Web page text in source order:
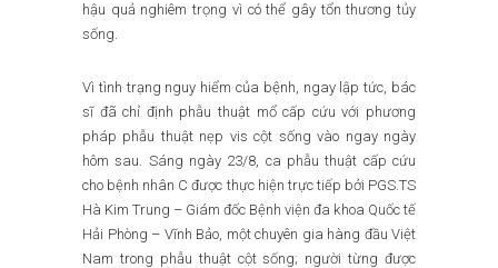
hậu quả nghiêm trọng vì có thể gây tổn thương tủy
sống.
Vì tình trạng nguy hiểm của bệnh, ngay lập tức, bác
sĩ đã chỉ định phẫu thuật mổ cấp cứu với phương
pháp phẫu thuật nẹp vis cột sống vào ngay ngày
hôm sau. Sáng ngày 23/8, ca phẫu thuật cấp cứu
cho bệnh nhân C được thực hiện trực tiếp bởi PGS.TS
Hà Kim Trung – Giám đốc Bệnh viện đa khoa Quốc tế
Hải Phòng – Vĩnh Bảo, một chuyên gia hàng đầu Việt
Nam trong phẫu thuật cột sống; người từng được